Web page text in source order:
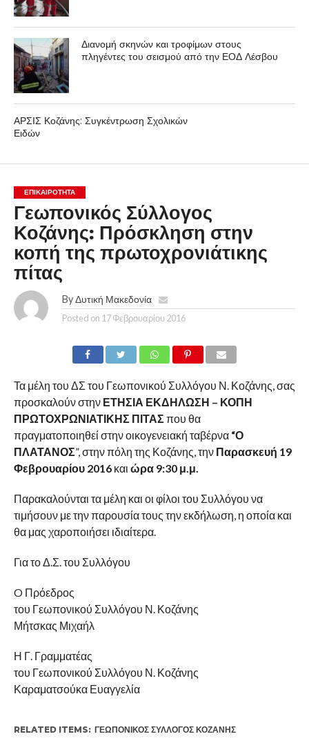
Διανομή σκηνών και τροφίμων στους
πληγέντες του σεισμού από την ΕΟΔ Λέσβου
ΑΡΣΙΣ Κοζάνης: Συγκέντρωση Σχολικών
Ειδών
ΕΠΙΚΑΙΡΟΤΗΤΑ
Γεωπονικός Σύλλογος
Κοζάνης: Πρόσκληση στην
κοπή της πρωτοχρονιάτικης
πίτας
By Δυτική Μακεδονία
Posted on 17 Φεβρουαρίου 2016
Τα μέλη του ΔΣ του Γεωπονικού Συλλόγου Ν. Κοζάνης, σας
προσκαλούν στηνΕΤΗΣΙΑ ΕΚΔΗΛΩΣΗ – ΚΟΠΗ
ΠΡΩΤΟΧΡΩΝΙΑΤΙΚΗΣ ΠΙΤΑΣ που θα
πραγματοποιηθεί στην οικογενειακή ταβέρνα“Ο
ΠΛΑΤΑΝΟΣ”, στην πόλη της Κοζάνης, την Παρασκευή 19
Φεβρουαρίου 2016και ώρα 9:30 μ.μ.
Παρακαλούνται τα μέλη και οι φίλοι του Συλλόγου να
τιμήσουν με την παρουσία τους την εκδήλωση, η οποία και
θα μας χαροποιήσει ιδιαίτερα.
Για το Δ.Σ. του Συλλόγου
O Πρόεδρος
του Γεωπονικού Συλλόγου Ν. Κοζάνης
Μήτσκας Μιχαήλ
Η Γ. Γραμματέας
του Γεωπονικού Συλλόγου Ν. Κοζάνης
Καραματσούκα Ευαγγελία
RELATED ITEMS: ΓΕΩΠΟΝΙΚΌΣ ΣΎΛΛΟΓΟΣ ΚΟΖΆΝΗΣ